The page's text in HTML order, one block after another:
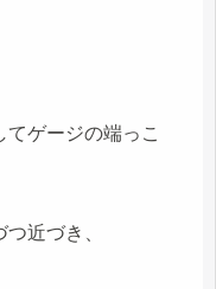
ゲージの端っこ
近づき、